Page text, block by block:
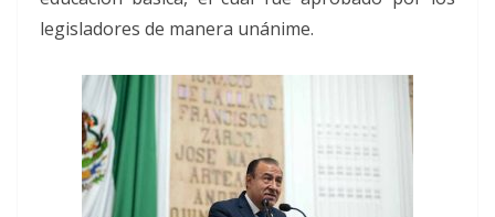
legisladores de manera unánime.